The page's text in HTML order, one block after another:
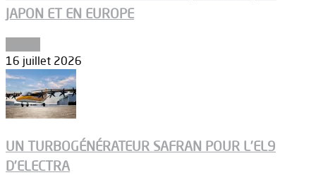
JAPON ET EN EUROPE
16 juillet 2026
UN TURBOGÉNÉRATEUR SAFRAN POUR L’EL9
D’ELECTRA